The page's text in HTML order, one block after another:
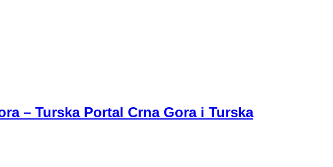
– Turska Portal Crna Gora i Turska